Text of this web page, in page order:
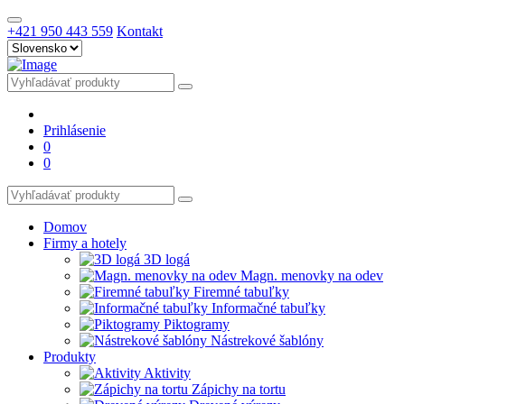
+421 950 443 559 Kontakt
Prihlásenie
0
0
Domov
Firmy a hotely
3D logá
Magn. menovky na odev
Firemné tabuľky
Informačné tabuľky
Piktogramy
Nástrekové šablóny
Produkty
Aktivity
Zápichy na tortu